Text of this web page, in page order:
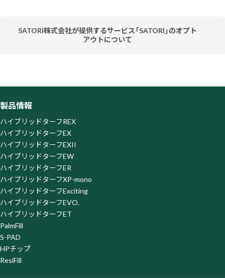
SATORI株式会社が提供するサービス「SATORI」のオプト
アウトについて
のアクセス履歴を取得・蓄積しておりますが、この取得・蓄積
プトアウトページ」よりオプトアウトを行ってください。な
お、オプトアウトがなされた場合は、当社がウェブサイト上で
提供するサービスの一部を利用できなくなる場合がございま
すので、ご了承ください。
オプトアウトページ
製品情報
ハイブリッドターフREX
ハイブリッドターフEX
ハイブリッドターフEXII
ハイブリッドターフEW
ハイブリッドターフER
ハイブリッドターフXP-mono
ハイブリッドターフExciting
ハイブリッドターフEVO.
ハイブリッドターフET
PalmFill
S-PAD
HPチップ
ResiFill